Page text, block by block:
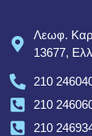
Λεωφ.
13677,
210
210
210